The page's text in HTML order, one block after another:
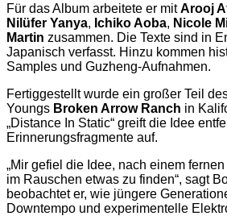
Für das Album arbeitete er mitArooj
Nilüfer Yanya, Ichiko Aoba, Nicole
Martin zusammen. Die Texte sind in
Japanisch verfasst. Hinzu kommen
Samples und Guzheng-Aufnahmen.
Fertiggestellt wurde ein großer Teil
Youngs Broken Arrow Ranch in
„Distance In Static“ greift die Idee
Erinnerungsfragmente auf.
„Mir gefiel die Idee, nach einem
im Rauschen etwas zu finden“, sagt
beobachtet er, wie jüngere
Downtempo und experimentelle